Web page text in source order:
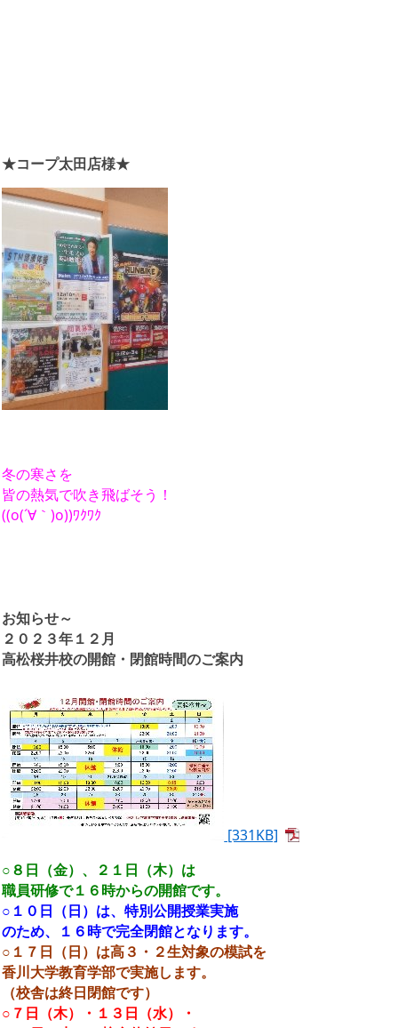
★コープ太田店様★
冬の寒さを
皆の熱気で吹き飛ばそう！
((o(´∀｀)o))ﾜｸﾜｸ
お知らせ～
２０２３年１２月
高松桜井校の開館・閉館時間のご案内
[331KB]
○８日（金）、２１日（木）は
職員研修で１６時からの開館です。
○１０日（日）は、特別公開授業実施
のため、１６時で完全閉館となります。
○１７日（日）は高３・２生対象の模試を
香川大学教育学部で実施します。
（校舎は終日閉館です）
○７日（木）・１３日（水）・